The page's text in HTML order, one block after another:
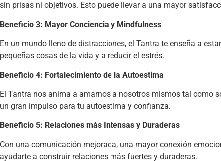
sin prisas ni objetivos. Esto puede llevar a una mayor
Beneficio 3: Mayor Conciencia y Mindfulness
En un mundo lleno de distracciones, el Tantra te enseña a
pequeñas cosas de la vida y a reducir el estrés.
Beneficio 4: Fortalecimiento de la Autoestima
El Tantra nos anima a amarnos a nosotros mismos tal como
un gran impulso para tu autoestima y confianza.
Beneficio 5: Relaciones más Intensas y Duraderas
Con una comunicación mejorada, una mayor conexión
ayudarte a construir relaciones más fuertes y duraderas.